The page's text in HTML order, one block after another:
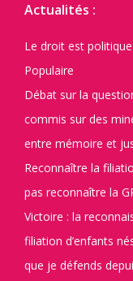
Actualités :
Le droit est
Populaire
Débat sur la
commis sur des
entre mémoire et
Reconnaître la
pas reconnaître la
Victoire : la
filiation d’enfants
que je défends